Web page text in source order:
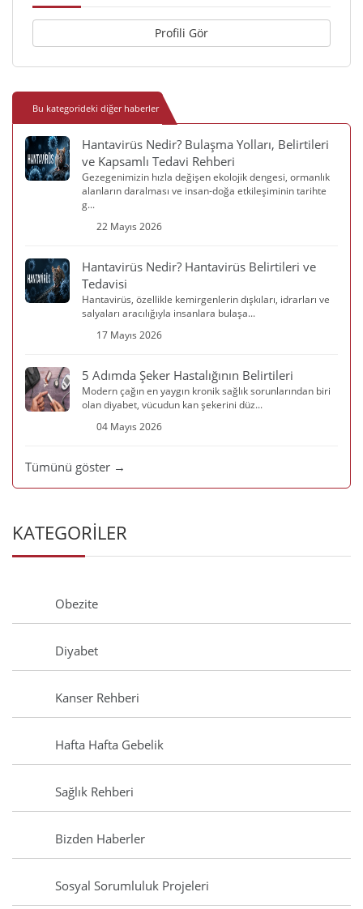
Profili Gör
Bu kategorideki diğer haberler
Hantavirüs Nedir? Bulaşma Yolları, Belirtileri
ve Kapsamlı Tedavi Rehberi
Gezegenimizin hızla değişen ekolojik dengesi, ormanlık
alanların daralması ve insan-doğa etkileşiminin tarihte
g...
22 Mayıs 2026
Hantavirüs Nedir? Hantavirüs Belirtileri ve
Tedavisi
Hantavirüs, özellikle kemirgenlerin dışkıları, idrarları ve
salyaları aracılığıyla insanlara bulaşa...
17 Mayıs 2026
5 Adımda Şeker Hastalığının Belirtileri
Modern çağın en yaygın kronik sağlık sorunlarından biri
olan diyabet, vücudun kan şekerini düz...
04 Mayıs 2026
Tümünü göster →
KATEGORİLER
Obezite
Diyabet
Kanser Rehberi
Hafta Hafta Gebelik
Sağlık Rehberi
Bizden Haberler
Sosyal Sorumluluk Projeleri